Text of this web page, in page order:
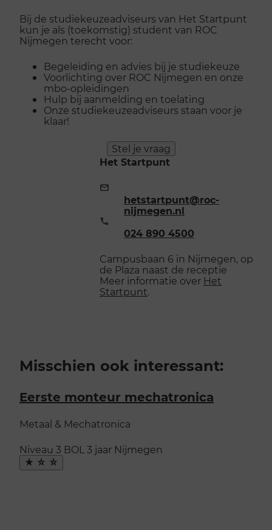
Bij de studiekeuzeadviseurs van Het Startpunt
kun je als (toekomstig) student van ROC
Nijmegen terecht voor:
Begeleiding en advies bij je studiekeuze
Voorlichting over ROC Nijmegen en onze
mbo-opleidingen
Hulp bij aanmelding en toelating
Onze studiekeuzeadviseurs staan voor je
klaar!
Stel je vraag
Het Startpunt
mailadres:
hetstartpunt@roc-
nijmegen.nl
Telefoonnummer:
024 890 4500
Campusbaan 6 in Nijmegen, op
de Plaza naast de receptie
Meer informatie over Het
Startpunt.
Misschien ook interessant:
Eerste monteur mechatronica
Metaal & Mechatronica
Niveau 3 BOL 3 jaar Nijmegen
Maak
favoriet